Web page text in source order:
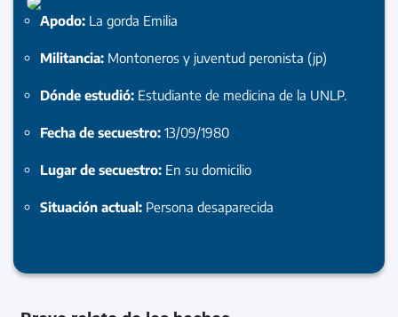
Apodo: La gorda Emilia
Militancia: Montoneros y juventud peronista (jp)
Dónde estudió: Estudiante de medicina de la UNLP.
Fecha de secuestro: 13/09/1980
Lugar de secuestro: En su domicilio
Situación actual: Persona desaparecida